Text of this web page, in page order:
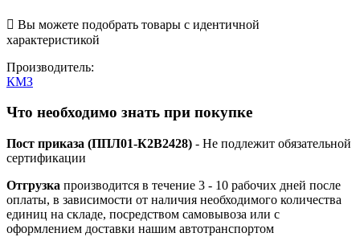
 Вы можете подобрать товары с идентичной
характеристикой
Производитель:
КМЗ
Что необходимо знать при покупке
Пост приказа (ППЛ01-К2В2428) - Не подлежит обязательной
сертификации
Отгрузка производится в течение 3 - 10 рабочих дней после
оплаты, в зависимости от наличия необходимого количества
единиц на складе, посредством самовывоза или с
оформлением доставки нашим автотранспортом